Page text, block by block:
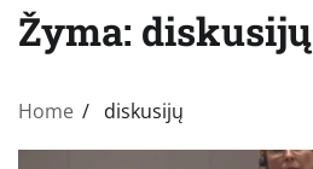
Žyma: diskusijų
Home diskusijų